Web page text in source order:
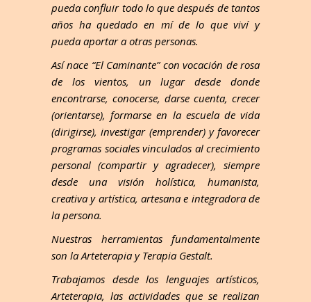
pueda confluir todo lo que después de tantos
años ha quedado en mí de lo que viví y
pueda aportar a otras personas.
Así nace “El Caminante” con vocación de rosa
de los vientos, un lugar desde donde
encontrarse, conocerse, darse cuenta, crecer
(orientarse), formarse en la escuela de vida
(dirigirse), investigar (emprender) y favorecer
programas sociales vinculados al crecimiento
personal (compartir y agradecer), siempre
desde una visión holística, humanista,
creativa y artística, artesana e integradora de
la persona.
Nuestras herramientas fundamentalmente
son la Arteterapia y Terapia Gestalt.
Trabajamos desde los lenguajes artísticos,
Arteterapia, las actividades que se realizan